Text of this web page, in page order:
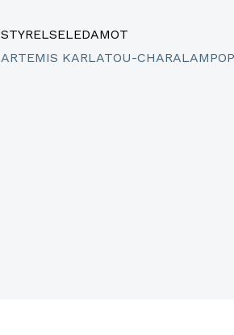
STYRELSELEDAMOT
ARTEMIS KARLATOU-